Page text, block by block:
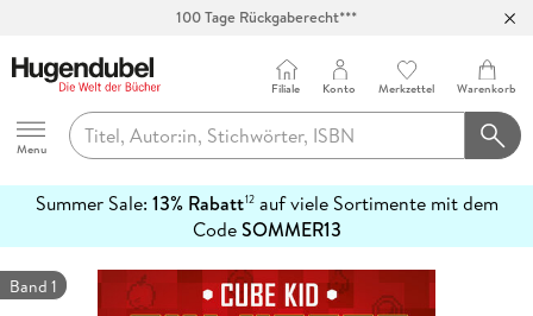
100 Tage Rückgaberecht***
Hugendubel
Menu
Filiale Konto Merkzettel Warenkorb
Summer Sale: 13% Rabatt12auf viele Sortimente mit dem
CodeSOMMER13
erfahren
Band 1